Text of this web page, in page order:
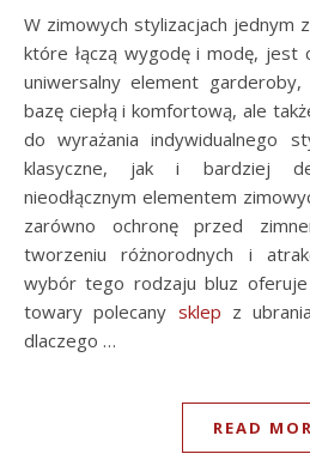
W zimowych stylizacjach jednym z kluczowych elementów,
które łączą wygodę i modę, jest
uniwersalny element
bazę ciepłą i komfortową, ale
do wyrażania indywidualnego
klasyczne, jak i bardziej
nieodłącznym elementem
zarówno ochronę przed
tworzeniu różnorodnych i
wybór tego rodzaju bluz
towary polecany sklep z
dlaczego …
READ